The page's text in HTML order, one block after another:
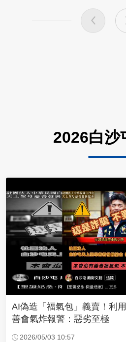
2026白沙
AI偽造「福氣包」義賣！利
善會氣炸報警：惡劣至極
2026/05/03 10:57